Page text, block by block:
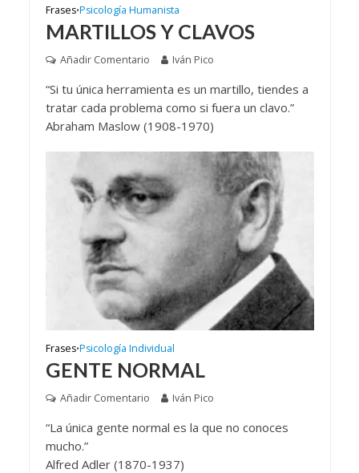
Frases•Psicología Humanista
MARTILLOS Y CLAVOS
Añadir Comentario Iván Pico
“Si tu única herramienta es un martillo, tiendes a
tratar cada problema como si fuera un clavo.”
Abraham Maslow (1908-1970)
Frases•Psicología Individual
GENTE NORMAL
Añadir Comentario Iván Pico
“La única gente normal es la que no conoces
mucho.”
Alfred Adler (1870-1937)